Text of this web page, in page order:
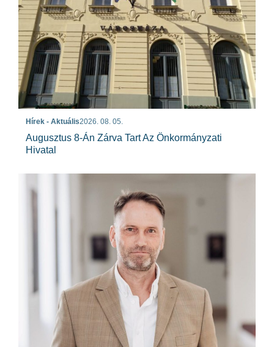
Hírek - Aktuális2026. 08. 05.
Augusztus 8-Án Zárva Tart Az Önkormányzati
Hivatal